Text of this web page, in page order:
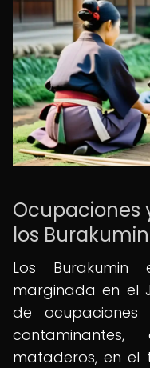
Ocupaciones
los Burakumin
Los
marginada en el
de ocupaciones
mataderos, en el